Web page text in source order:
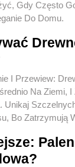
Gdy Często
Do Domu.
I Przewiew:
Na Ziemi,
Unikaj
Bo Zatrzymują